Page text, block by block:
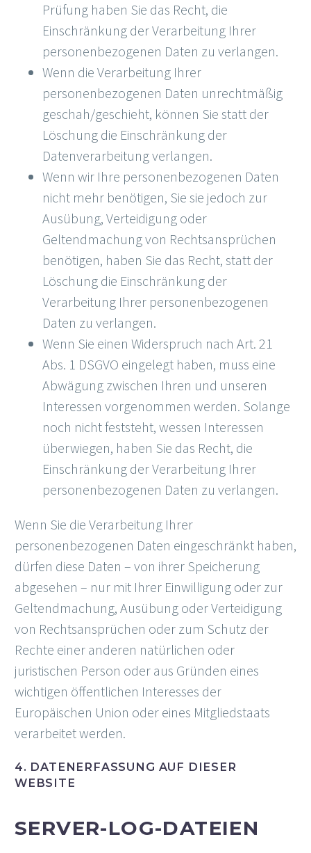
Prüfung haben Sie das Recht, die
Einschränkung der Verarbeitung Ihrer
personenbezogenen Daten zu verlangen.
Wenn die Verarbeitung Ihrer
personenbezogenen Daten unrechtmäßig
geschah/geschieht, können Sie statt der
Löschung die Einschränkung der
Datenverarbeitung verlangen.
Wenn wir Ihre personenbezogenen Daten
nicht mehr benötigen, Sie sie jedoch zur
Ausübung, Verteidigung oder
Geltendmachung von Rechtsansprüchen
benötigen, haben Sie das Recht, statt der
Löschung die Einschränkung der
Verarbeitung Ihrer personenbezogenen
Daten zu verlangen.
Wenn Sie einen Widerspruch nach Art. 21
Abs. 1 DSGVO eingelegt haben, muss eine
Abwägung zwischen Ihren und unseren
Interessen vorgenommen werden. Solange
noch nicht feststeht, wessen Interessen
überwiegen, haben Sie das Recht, die
Einschränkung der Verarbeitung Ihrer
personenbezogenen Daten zu verlangen.
Wenn Sie die Verarbeitung Ihrer
personenbezogenen Daten eingeschränkt haben,
dürfen diese Daten – von ihrer Speicherung
abgesehen – nur mit Ihrer Einwilligung oder zur
Geltendmachung, Ausübung oder Verteidigung
von Rechtsansprüchen oder zum Schutz der
Rechte einer anderen natürlichen oder
juristischen Person oder aus Gründen eines
wichtigen öffentlichen Interesses der
Europäischen Union oder eines Mitgliedstaats
verarbeitet werden.
4. DATENERFASSUNG AUF DIESER
WEBSITE
SERVER-LOG-DATEIEN